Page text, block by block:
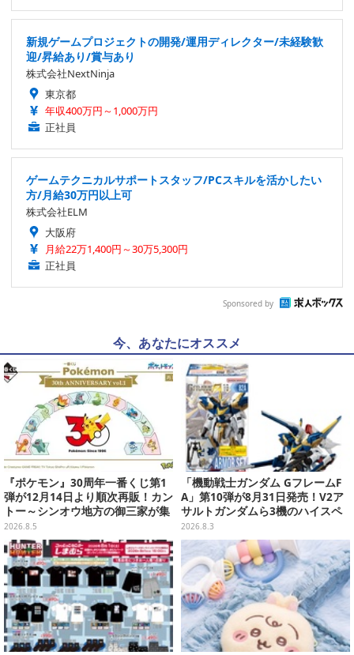
新規ゲームプロジェクトの開発/運用ディレクター/未経験歓
迎/昇給あり/賞与あり
株式会社NextNinja
東京都
年収400万円～1,000万円
正社員
ゲームテクニカルサポートスタッフ/PCスキルを活かしたい
方/月給30万円以上可
株式会社ELM
大阪府
月給22万1,400円～30万5,300円
正社員
Sponsored by
今、あなたにオススメ
『ポケモン』30周年一番くじ第1
弾が12月14日より順次再販！カン
トー～シンオウ地方の御三家が集
まった時計、ぬいぐるみなど記念
グッズ盛りだくさん
2026.8.5
「機動戦士ガンダム GフレームF
A」第10弾が8月31日発売！V2ア
サルトガンダムら3機のハイスペ
ック可動フィギュア
2026.8.3